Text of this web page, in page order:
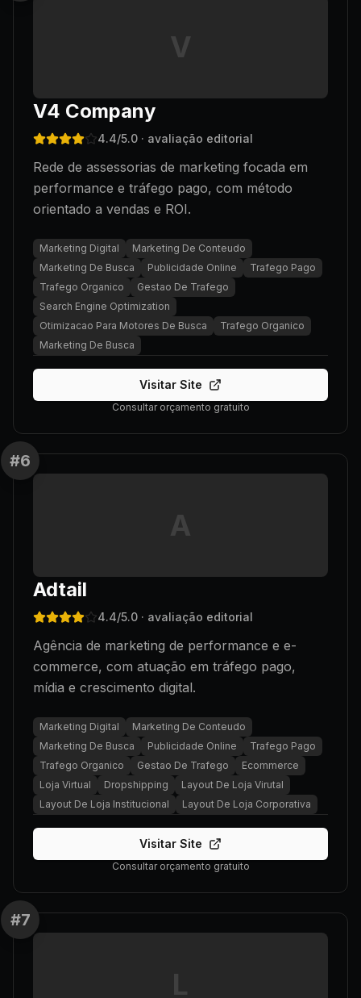
V
V4 Company
4.4/5.0 · avaliação editorial
Rede de assessorias de marketing focada em
performance e tráfego pago, com método
orientado a vendas e ROI.
Marketing Digital
Marketing De Conteudo
Marketing De Busca
Publicidade Online
Trafego Pago
Trafego Organico
Gestao De Trafego
Search Engine Optimization
Otimizacao Para Motores De Busca
Trafego Organico
Marketing De Busca
Visitar Site
Consultar orçamento gratuito
#6
A
Adtail
4.4/5.0 · avaliação editorial
Agência de marketing de performance e e-
commerce, com atuação em tráfego pago,
mídia e crescimento digital.
Marketing Digital
Marketing De Conteudo
Marketing De Busca
Publicidade Online
Trafego Pago
Trafego Organico
Gestao De Trafego
Ecommerce
Loja Virtual
Dropshipping
Layout De Loja Virutal
Layout De Loja Institucional
Layout De Loja Corporativa
Visitar Site
Consultar orçamento gratuito
#7
L